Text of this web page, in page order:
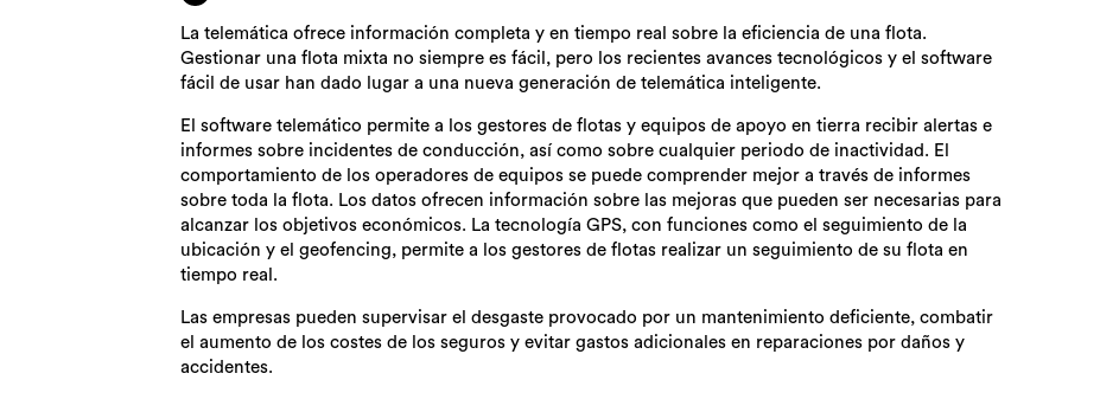
La telemática ofrece información completa y en tiempo real sobre la eficiencia de una flota.
Gestionar una flota mixta no siempre es fácil, pero los recientes avances tecnológicos y el software
fácil de usar han dado lugar a una nueva generación de telemática inteligente.
El software telemático permite a los gestores de flotas y equipos de apoyo en tierra recibir alertas e
informes sobre incidentes de conducción, así como sobre cualquier periodo de inactividad. El
comportamiento de los operadores de equipos se puede comprender mejor a través de informes
sobre toda la flota. Los datos ofrecen información sobre las mejoras que pueden ser necesarias para
alcanzar los objetivos económicos. La tecnología GPS, con funciones como el seguimiento de la
ubicación y el geofencing, permite a los gestores de flotas realizar un seguimiento de su flota en
tiempo real.
Las empresas pueden supervisar el desgaste provocado por un mantenimiento deficiente, combatir
el aumento de los costes de los seguros y evitar gastos adicionales en reparaciones por daños y
accidentes.